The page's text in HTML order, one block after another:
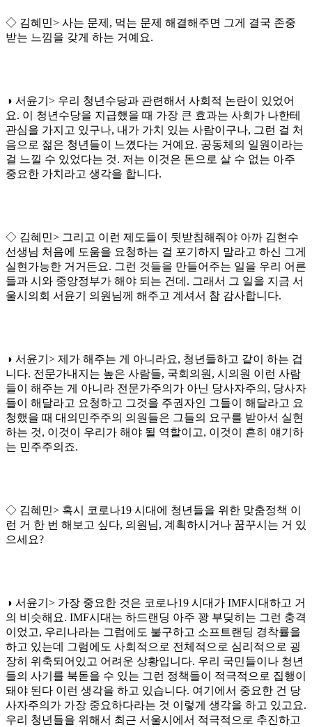
◇ 김혜민> 사는 문제, 먹는 문제 해결해주면 그게 결국 존중
받는 느낌을 갖게 하는 거예요.
◑ 서윤기> 우리 청년수당과 관련해서 사회적 논란이 있었어
요. 이 청년수당을 지급했을 때 가장 큰 효과는 사회가 나한테
관심을 가지고 있구나, 내가 가치 있는 사람이구나, 그런 걸 처
음으로 젊은 청년들이 느꼈다는 거예요. 공동체의 일원이라는
걸 느낄 수 있었다는 것. 저는 이것은 돈으로 살 수 없는 아주
중요한 가치라고 생각을 합니다.
◇ 김혜민> 그리고 이런 제도들이 뒷받침해줘야 아까 김현수
선생님 처음에 도움을 요청하는 걸 포기하지 말라고 하신 그게
실현가능한 거거든요. 그런 것들을 만들어주는 일을 우리 어른
들과 시와 중앙정부가 해야 되는 건데. 그래서 그 일을 지금 서
울시의회 서윤기 의원님께 해주고 계셔서 참 감사합니다.
◑ 서윤기> 제가 해주는 게 아니라요, 청년들하고 같이 하는 겁
니다. 전문가내지는 높은 사람들, 국회의원, 시의원 이런 사람
들이 해주는 게 아니라 전문가주의가 아닌 당사자주의, 당사자
들이 해달라고 요청하고 그것을 주권자인 그들이 해달라고 요
청했을 때 대의민주주의 의원들은 그들의 요구를 받아서 실현
하는 것, 이것이 우리가 해야 될 역할이고, 이것이 흔히 얘기하
는 민주주의죠.
◇ 김혜민> 혹시 코로나19 시대에 청년들을 위한 맞춤정책 이
런 거 한 번 해보고 싶다, 의원님, 계획하시거나 꿈꾸시는 거 있
으세요?
◑ 서윤기> 가장 중요한 것은 코로나19 시대가 IMF시대하고 거
의 비슷해요. IMF시대는 하드랜딩 아주 꽝 부딪히는 그런 충격
이었고, 우리나라는 그럼에도 불구하고 소프트랜딩 경착률을
하고 있는데 그럼에도 사회적으로 전체적으로 심리적으로 굉
장히 위축되어있고 어려운 상황입니다. 우리 국민들이나 청년
들의 사기를 북돋을 수 있는 그런 정책들이 적극적으로 집행이
돼야 된다 이런 생각을 하고 있습니다. 여기에서 중요한 건 당
사자주의가 가장 중요하다라는 것 이렇게 생각을 하고 있고요.
우리 청년들을 위해서 최근 서울시에서 적극적으로 추진하고